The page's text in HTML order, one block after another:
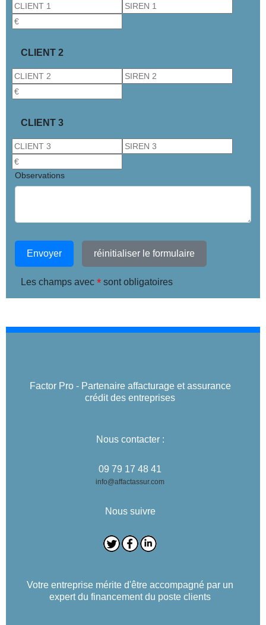
CLIENT 2
CLIENT 3
Observations
Envoyer réinitialiser le formulaire
Les champs avec * sont obligatoires
Factor Pro - Partenaire affacturage et assurance
crédit des entreprises
Nous contacter :
09 79 17 48 41
info@affactassur.com
Nous suivre
Votre entreprise mérite d'être accompagné par un
expert du financement du poste clients